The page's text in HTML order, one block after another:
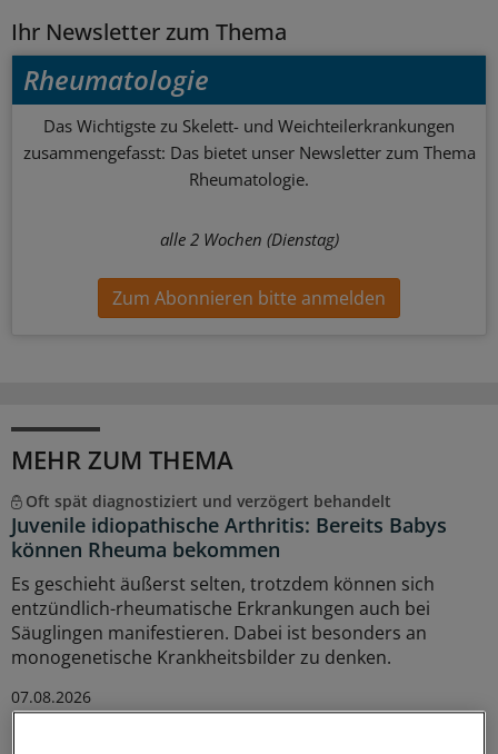
Ihr Newsletter zum Thema
Rheumatologie
Das Wichtigste zu Skelett- und Weichteilerkrankungen
zusammengefasst: Das bietet unser Newsletter zum Thema
Rheumatologie.
alle 2 Wochen (Dienstag)
Zum Abonnieren bitte anmelden
MEHR ZUM THEMA
Oft spät diagnostiziert und verzögert behandelt
Juvenile idiopathische Arthritis: Bereits Babys
können Rheuma bekommen
Es geschieht äußerst selten, trotzdem können sich
entzündlich-rheumatische Erkrankungen auch bei
Säuglingen manifestieren. Dabei ist besonders an
monogenetische Krankheitsbilder zu denken.
07.08.2026